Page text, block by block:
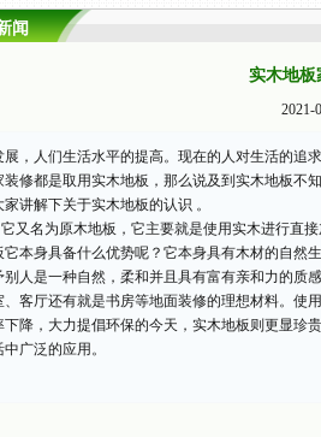
闻
实木地板
2021-
展，人们生活水平的提高。现在的人对生活的追
装修都是取用实木地板，那么说及到实木地板不
讲解下关于实木地板的认识 。
它又名为原木地板，它主要就是使用实木进行直
它本身具备什么优势呢？它本身具有木材的自然
别人是一种自然，柔和并且具有富有亲和力的质
客厅还有就是书房等地面装修的理想材料。使
下降，大力提倡环保的今天，实木地板则更显珍
广泛的应用。